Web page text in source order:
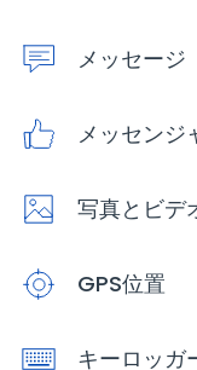
プ、通話時間
メッセージ
ムスタンプと
メッセンジ
されたメッセ
写真とビデ
を取得します
ます。
GPS位置
取得します。
キーロッガ